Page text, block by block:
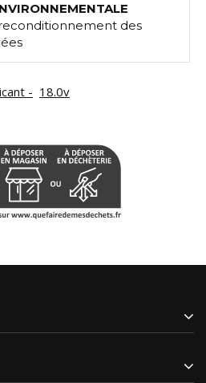
des
- 18.0v